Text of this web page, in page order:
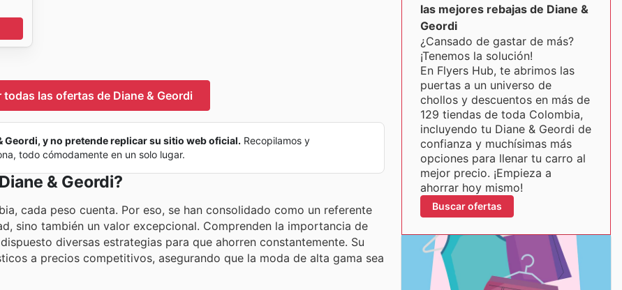
todas las ofertas de Diane & Geordi
y no pretende replicar su sitio web oficial. Recopilamos y
todo cómodamente en un solo lugar.
& Geordi?
cada peso cuenta. Por eso, se han consolidado como un referente
sino también un valor excepcional. Comprenden la importancia de
diversas estrategias para que ahorren constantemente. Su
a precios competitivos, asegurando que la moda de alta gama sea
las mejores rebajas de Diane &
Geordi
¿Cansado de gastar de más?
¡Tenemos la solución!
En Flyers Hub, te abrimos las
puertas a un universo de
chollos y descuentos en más de
129 tiendas de toda Colombia,
incluyendo tu Diane & Geordi de
confianza y muchísimas más
opciones para llenar tu carro al
mejor precio. ¡Empieza a
ahorrar hoy mismo!
Buscar ofertas